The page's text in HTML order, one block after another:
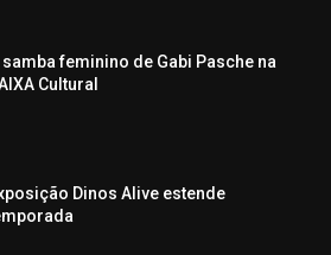
samba feminino de Gabi Pasche na
Cultural
Dinos Alive estende